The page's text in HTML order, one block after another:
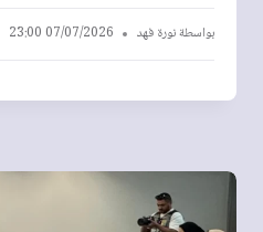
بواسطةنورة فهد 07/07/2026 23:00